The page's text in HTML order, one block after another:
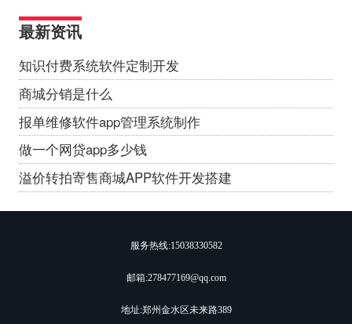
最新资讯
知识付费系统软件定制开发
商城分销是什么
报单维修软件app管理系统制作
做一个网贷app多少钱
溢价转拍寄售商城APP软件开发搭建
服务热线:15038330582
邮箱:278477169@qq.com
地址:郑州金水区未来路389